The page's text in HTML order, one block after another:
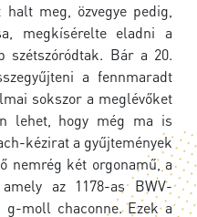
meg, özvegye pedig,
megkísérelte eladni a
szétszóródtak. Bár a 20.
a fennmaradt
sokszor a meglévőket
lehet, hogy még ma is
kézirat a gyűjtemények
nemrég két orgonamű, a
az 1178-as BWV-
g-moll chaconne. Ezek a